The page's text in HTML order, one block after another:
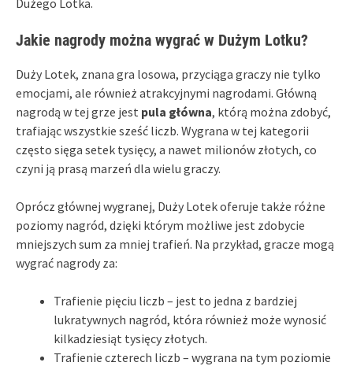
Jakie nagrody można wygrać w Dużym Lotku?
Duży Lotek, znana gra losowa, przyciąga graczy nie tylko
emocjami, ale również atrakcyjnymi nagrodami. Główną
nagrodą w tej grze jest pula główna, którą można zdobyć,
trafiając wszystkie sześć liczb. Wygrana w tej kategorii
często sięga setek tysięcy, a nawet milionów złotych, co
czyni ją prasą marzeń dla wielu graczy.
Oprócz głównej wygranej, Duży Lotek oferuje także różne
poziomy nagród, dzięki którym możliwe jest zdobycie
mniejszych sum za mniej trafień. Na przykład, gracze mogą
wygrać nagrody za:
Trafienie pięciu liczb – jest to jedna z bardziej
lukratywnych nagród, która również może wynosić
kilkadziesiąt tysięcy złotych.
Trafienie czterech liczb – wygrana na tym poziomie